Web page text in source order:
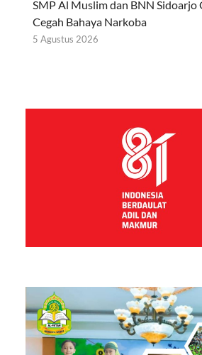
SMP Al Muslim dan BNN Sidoarjo
Cegah Bahaya Narkoba
5 Agustus 2026